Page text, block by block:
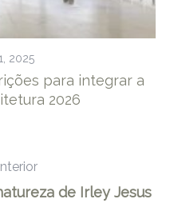
2025
para integrar a
2026
de Irley Jesus